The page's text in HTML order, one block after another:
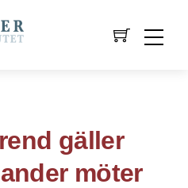
gäller
möter